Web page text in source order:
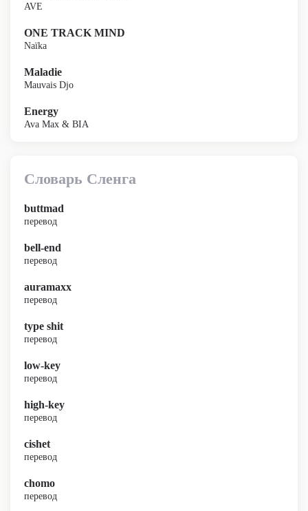
AVE
ONE TRACK MIND
Naïka
Maladie
Mauvais Djo
Energy
Ava Max & BIA
Словарь Сленга
buttmad
перевод
bell-end
перевод
auramaxx
перевод
type shit
перевод
low-key
перевод
high-key
перевод
cishet
перевод
chomo
перевод